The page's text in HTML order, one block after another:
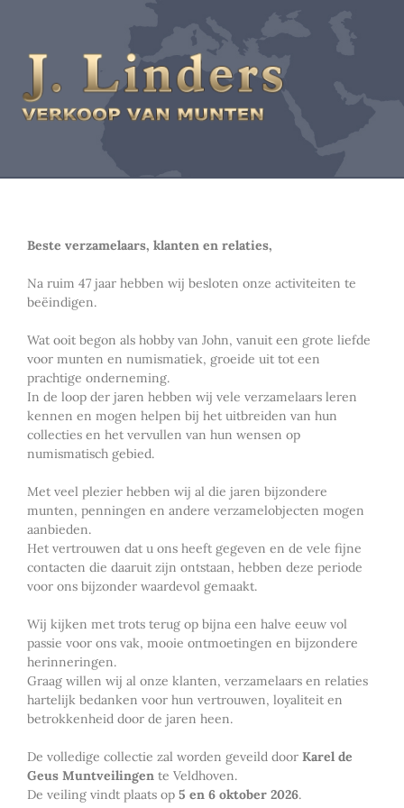
Beste verzamelaars, klanten en relaties,
Na ruim 47 jaar hebben wij besloten onze activiteiten te
beëindigen.
Wat ooit begon als hobby van John, vanuit een grote liefde
voor munten en numismatiek, groeide uit tot een
prachtige onderneming.
In de loop der jaren hebben wij vele verzamelaars leren
kennen en mogen helpen bij het uitbreiden van hun
collecties en het vervullen van hun wensen op
numismatisch gebied.
Met veel plezier hebben wij al die jaren bijzondere
munten, penningen en andere verzamelobjecten mogen
aanbieden.
Het vertrouwen dat u ons heeft gegeven en de vele fijne
contacten die daaruit zijn ontstaan, hebben deze periode
voor ons bijzonder waardevol gemaakt.
Wij kijken met trots terug op bijna een halve eeuw vol
passie voor ons vak, mooie ontmoetingen en bijzondere
herinneringen.
Graag willen wij al onze klanten, verzamelaars en relaties
hartelijk bedanken voor hun vertrouwen, loyaliteit en
betrokkenheid door de jaren heen.
De volledige collectie zal worden geveild door Karel de
Geus Muntveilingen te Veldhoven.
De veiling vindt plaats op 5 en 6 oktober 2026.